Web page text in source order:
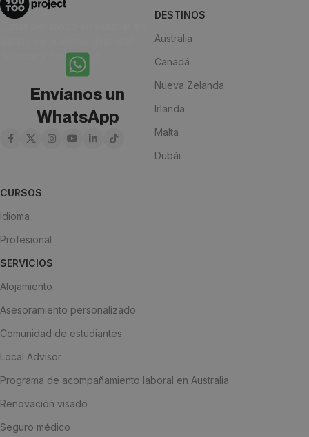
¡Anímate y escríbenos!
Envíanos un
WhatsApp
DESTINOS
Australia
Canadá
Nueva Zelanda
Irlanda
Malta
Dubái
CURSOS
Idioma
Profesional
SERVICIOS
Alojamiento
Asesoramiento personalizado
Comunidad de estudiantes
Local Advisor
Programa de acompañamiento laboral en Australia
Renovación visado
Seguro médico